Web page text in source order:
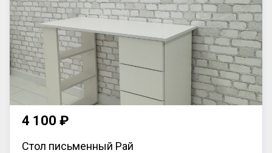
4 100 ₽
Стол письменный Рай